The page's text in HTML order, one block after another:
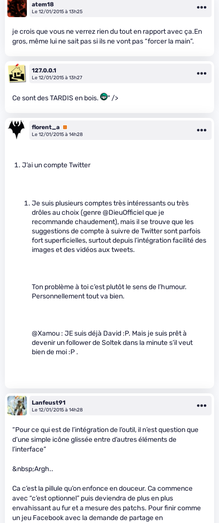
atem18
Le 12/01/2015 à 13h25
je crois que vous ne verrez rien du tout en rapport avec ça.En
gros, même lui ne sait pas si ils ne vont pas “forcer la main”.
127.0.0.1
Le 12/01/2015 à 13h27
Ce sont des TARDIS en bois. " />
florent_a Premium
Le 12/01/2015 à 14h28
J’ai un compte Twitter
Je suis plusieurs comptes très intéressants ou très
drôles au choix (genre @DieuOfficiel que je
recommande chaudement), mais il se trouve que les
suggestions de compte à suivre de Twitter sont parfois
fort superficielles, surtout depuis l’intégration facilité des
images et des vidéos aux tweets.
Ton problème à toi c’est plutôt le sens de l’humour.
Personnellement tout va bien.
@Xamou : JE suis déjà David :P. Mais je suis prêt à
devenir un follower de Soltek dans la minute s’il veut
bien de moi :P .
Lanfeust91
Le 12/01/2015 à 14h28
“Pour ce qui est de l’intégration de l’outil, il n’est question que
d’une simple icône glissée entre d’autres éléments de
l’interface”
&nbsp;Argh..
Ca c’est la pillule qu’on enfonce en douceur. Ca commence
avec “c’est optionnel” puis deviendra de plus en plus
envahissant au fur et a mesure des patchs. Pour finir comme
un jeu Facebook avec la demande de partage en